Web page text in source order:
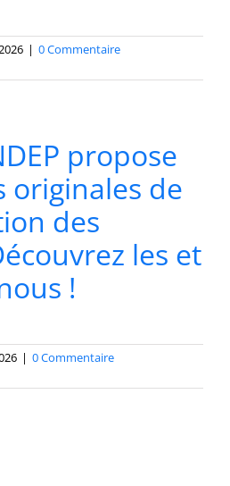
| 0 Commentaire
propose
originales de
des
les et
!
| 0 Commentaire